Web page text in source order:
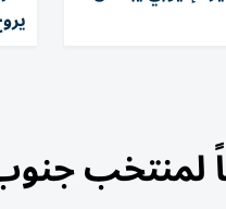
لمنتخب